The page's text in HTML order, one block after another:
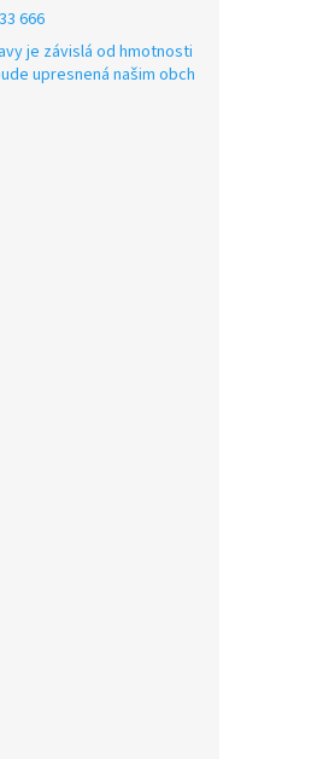
666
je závislá od hmotnosti
upresnená našim obch